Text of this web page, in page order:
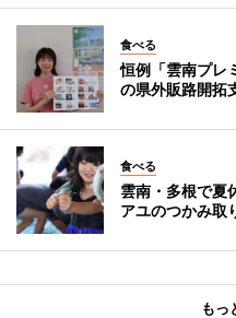
食べる
恒例「雲南プ
の県外販路開拓
食べる
雲南・多根で
アユのつかみ取
もっ